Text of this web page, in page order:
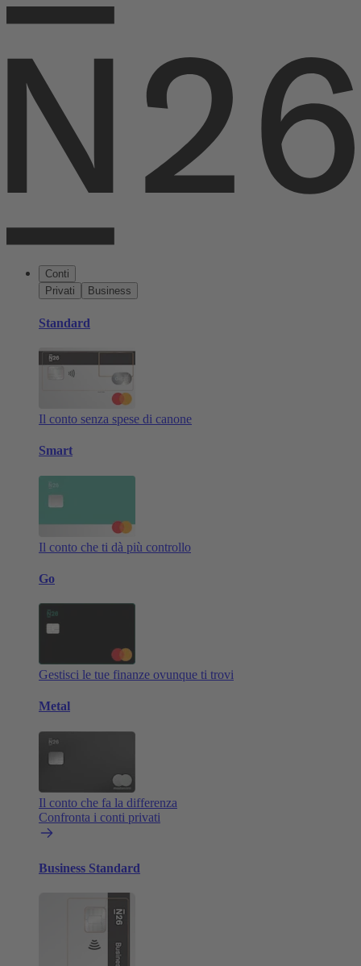
Conti
Privati
Business
Standard
Il conto senza spese di canone
Smart
Il conto che ti dà più controllo
Go
Gestisci le tue finanze ovunque ti trovi
Metal
Il conto che fa la differenza
Confronta i conti privati
Business Standard